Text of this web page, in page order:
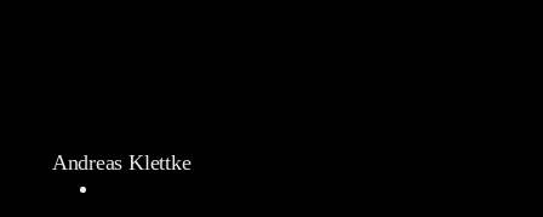
Andreas Klettke